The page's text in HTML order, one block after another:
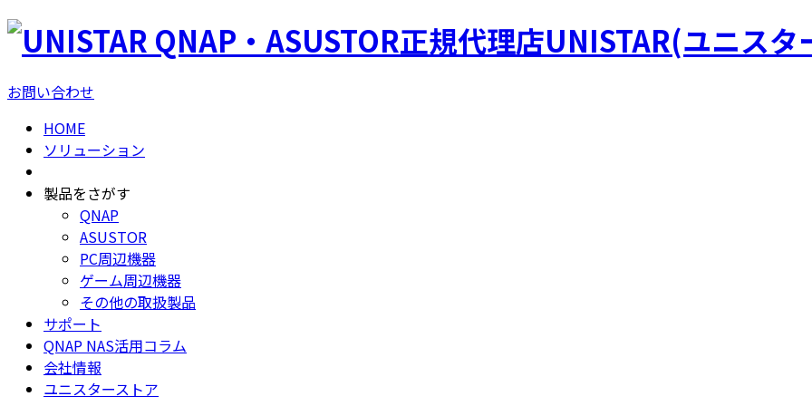
QNAP・ASUSTOR正規代理店UNISTAR(ユニスタ
お問い合わせ
HOME
ソリューション
製品をさがす
QNAP
ASUSTOR
PC周辺機器
ゲーム周辺機器
その他の取扱製品
サポート
QNAP NAS活用コラム
会社情報
ユニスターストア